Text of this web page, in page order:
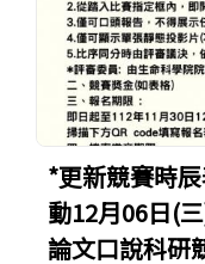
招生資訊
*更新競賽時
動12月06日(
論文口說科研